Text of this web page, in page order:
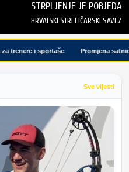
STRPLJENJE JE POBJEDA
HRVATSKI STRELIČARSKI SAVEZ
i sportaše Promjena satnice
Sve vijesti